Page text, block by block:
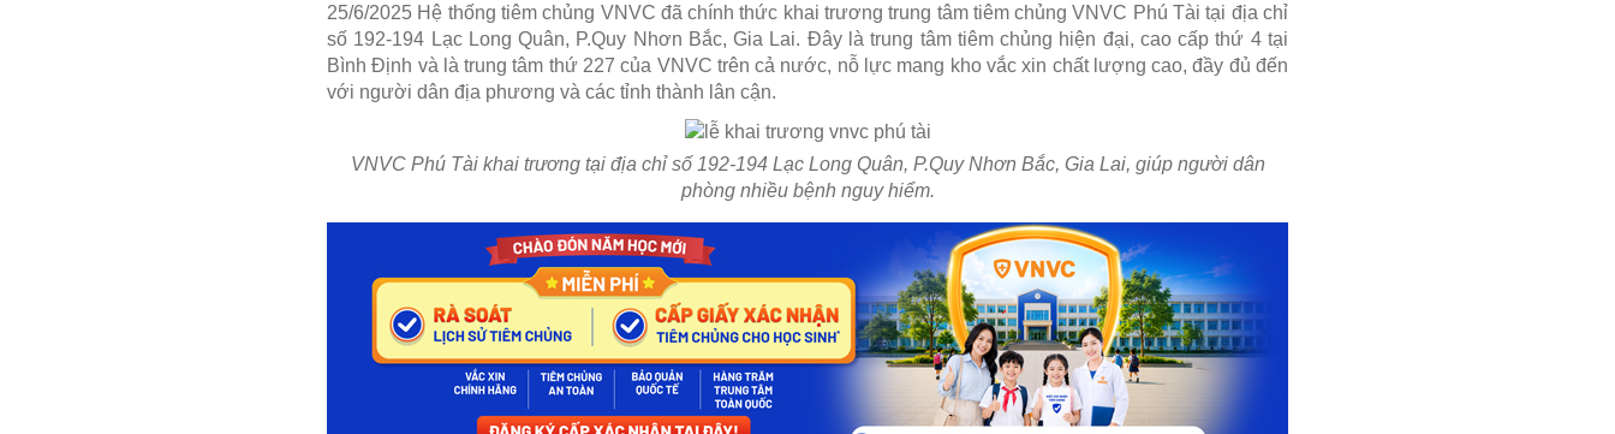
25/6/2025 Hệ thống tiêm chủng VNVC đã chính thức khai trương trung tâm tiêm chủng VNVC Phú Tài tại địa chỉ
số 192-194 Lạc Long Quân, P.Quy Nhơn Bắc, Gia Lai. Đây là trung tâm tiêm chủng hiện đại, cao cấp thứ 4 tại
Bình Định và là trung tâm thứ 227 của VNVC trên cả nước, nỗ lực mang kho vắc xin chất lượng cao, đầy đủ đến
với người dân địa phương và các tỉnh thành lân cận.
VNVC Phú Tài khai trương tại địa chỉ số 192-194 Lạc Long Quân, P.Quy Nhơn Bắc, Gia Lai, giúp người dân
phòng nhiều bệnh nguy hiểm.